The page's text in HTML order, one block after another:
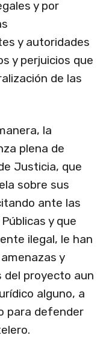
y por
y autoridades
y perjuicios que
de las
la
plena de
Justicia, que
sobre sus
ante las
y que
ilegal, le han
y
del proyecto aun
alguno, a
para defender